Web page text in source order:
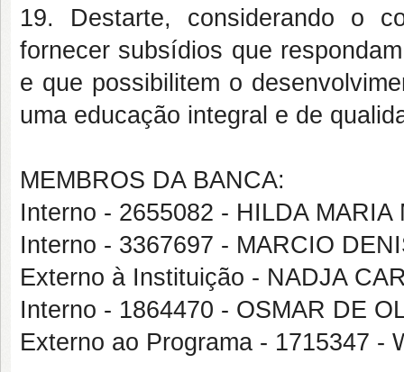
19. Destarte, considerando o
fornecer subsídios que
e que possibilitem o
uma educação integral e de
MEMBROS DA BANCA:
Interno - 2655082 - HILDA
Interno - 3367697 - MARCIO
Externo à Instituição - NADJA
Interno - 1864470 - OSMAR DE
Externo ao Programa - 1715347 -